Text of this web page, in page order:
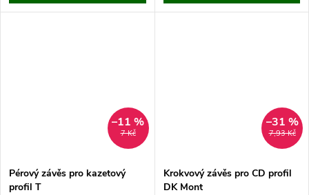
7 Kč
–11 %
Pérový závěs pro kazetový
profil T
7,93 Kč
–31 %
Krokvový závěs pro CD profil
DK Mont